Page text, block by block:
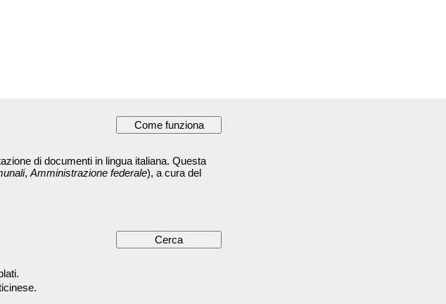
di documenti in lingua italiana. Questa
, Amministrazione federale), a cura del